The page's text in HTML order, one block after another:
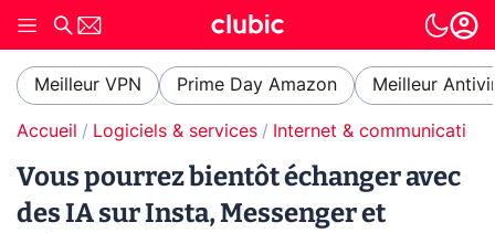
Meilleur VPN Prime Day Amazon Meilleur
Accueil Logiciels & services Internet & communication
Vous pourrez bientôt échanger avec
des IA sur Insta, Messenger et